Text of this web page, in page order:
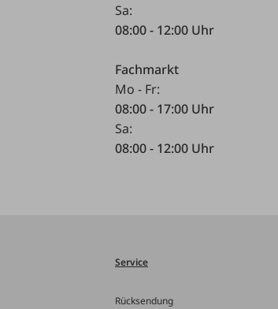
Sa:
08:00 - 12:00 Uhr
Fachmarkt
Mo - Fr:
08:00 - 17:00 Uhr
Sa:
08:00 - 12:00 Uhr
Service
Rücksendung